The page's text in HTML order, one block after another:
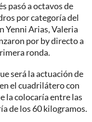
pasó a octavos de
por categoría del
Yenni Arias, Valeria
por by directo a
ronda.
será la actuación de
el cuadrilátero con
la colocaría entre las
de los 60 kilogramos.